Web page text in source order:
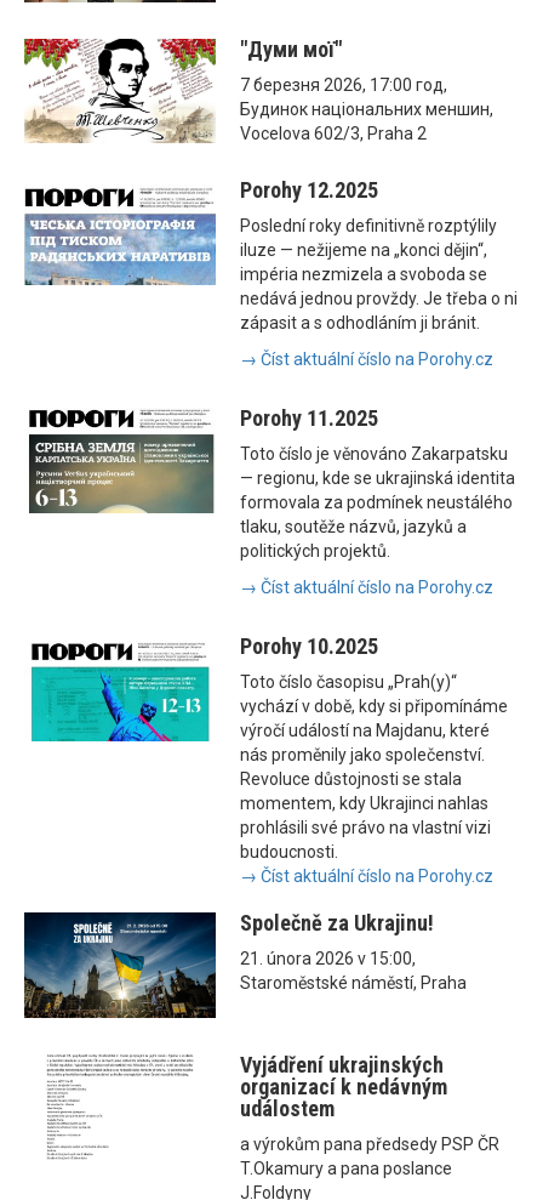
"Думи мої"
7 березня 2026, 17:00 год,
Будинок національних меншин,
Vocelova 602/3, Praha 2
Porohy 12.2025
Poslední roky definitivně rozptýlily
iluze — nežijeme na „konci dějin“,
impéria nezmizela a svoboda se
nedává jednou provždy. Je třeba o ni
zápasit a s odhodláním ji bránit.
→ Číst aktuální číslo na Porohy.cz
Porohy 11.2025
Toto číslo je věnováno Zakarpatsku
— regionu, kde se ukrajinská identita
formovala za podmínek neustálého
tlaku, soutěže názvů, jazyků a
politických projektů.
→ Číst aktuální číslo na Porohy.cz
Porohy 10.2025
Toto číslo časopisu „Prah(y)“
vychází v době, kdy si připomínáme
výročí událostí na Majdanu, které
nás proměnily jako společenství.
Revoluce důstojnosti se stala
momentem, kdy Ukrajinci nahlas
prohlásili své právo na vlastní vizi
budoucnosti.
→ Číst aktuální číslo na Porohy.cz
Společně za Ukrajinu!
21. února 2026 v 15:00,
Staroměstské náměstí, Praha
Vyjádření ukrajinských
organizací k nedávným
událostem
a výrokům pana předsedy PSP ČR
T.Okamury a pana poslance
J.Foldyny